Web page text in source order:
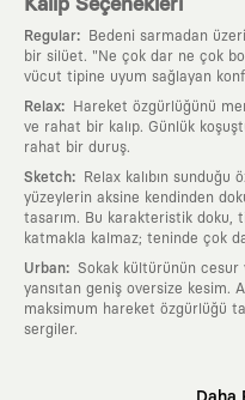
Kalıp Seçenekleri
Regular:
Bedeni sarmadan
bir silüet. "Ne çok dar ne çok
vücut tipine uyum sağlayan
Relax:
Hareket özgürlüğünü
ve rahat bir kalıp. Günlük
rahat bir duruş.
Sketch:
Relax kalıbın sunduğu
yüzeylerin aksine kendinden
tasarım. Bu karakteristik doku,
katmakla kalmaz; teninde çok
Urban: Sokak kültürünün cesur
yansıtan geniş oversize kesim.
maksimum hareket özgürlüğü
sergiler.